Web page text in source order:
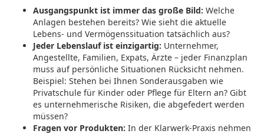
Ausgangspunkt ist immer das große Bild: Welche
Anlagen bestehen bereits? Wie sieht die aktuelle
Lebens- und Vermögenssituation tatsächlich aus?
Jeder Lebenslauf ist einzigartig: Unternehmer,
Angestellte, Familien, Expats, Ärzte – jeder Finanzplan
muss auf persönliche Situationen Rücksicht nehmen.
Beispiel: Stehen bei Ihnen Sonderausgaben wie
Privatschule für Kinder oder Pflege für Eltern an? Gibt
es unternehmerische Risiken, die abgefedert werden
müssen?
Fragen vor Produkten: In der Klarwerk-Praxis nehmen